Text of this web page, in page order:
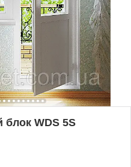
блок WDS 5S